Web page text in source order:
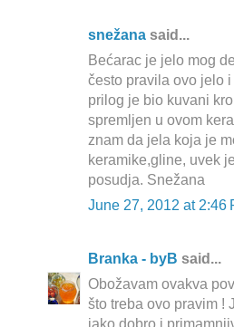
snežana said...
Bećarac je jelo mog
često pravila ovo jelo
prilog je bio kuvani
spremljen u ovom
znam da jela koja je
keramike,gline, uvek
posudja. Snežana
June 27, 2012 at 2:46
Branka - byB said...
Obožavam ovakva
što treba ovo pravim !